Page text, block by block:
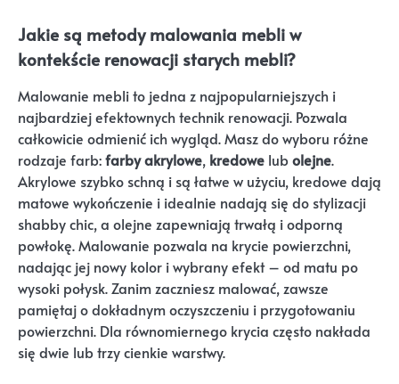
Jakie są metody malowania mebli w
kontekście renowacji starych mebli?
Malowanie mebli to jedna z najpopularniejszych i
najbardziej efektownych technik renowacji. Pozwala
całkowicie odmienić ich wygląd. Masz do wyboru różne
rodzaje farb:farby akrylowe, kredowe lubolejne.
Akrylowe szybko schną i są łatwe w użyciu, kredowe dają
matowe wykończenie i idealnie nadają się do stylizacji
shabby chic, a olejne zapewniają trwałą i odporną
powłokę. Malowanie pozwala na krycie powierzchni,
nadając jej nowy kolor i wybrany efekt – od matu po
wysoki połysk. Zanim zaczniesz malować, zawsze
pamiętaj o dokładnym oczyszczeniu i przygotowaniu
powierzchni. Dla równomiernego krycia często nakłada
się dwie lub trzy cienkie warstwy.